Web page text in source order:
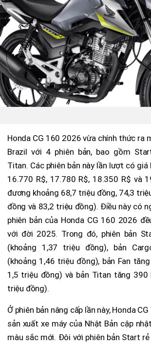
Honda CG 160 2026 vừa chính thức ra
Brazil với 4 phiên bản, bao gồm
Titan. Các phiên bản này lần lượt có
16.770 R$, 17.780 R$, 18.350 R$ và
đương khoảng 68,7 triệu đồng, 74,3
đồng và 83,2 triệu đồng). Điều này có
phiên bản của Honda CG 160 2026
với đời 2025. Trong đó, phiên bản
(khoảng 1,37 triệu đồng), bản
(khoảng 1,46 triệu đồng), bản Fan
1,5 triệu đồng) và bản Titan tăng 390
triệu đồng).
Ở phiên bản nâng cấp lần này, Honda
sản xuất xe máy của Nhật Bản cập
màu sắc mới. Đôi với phiên bản Start